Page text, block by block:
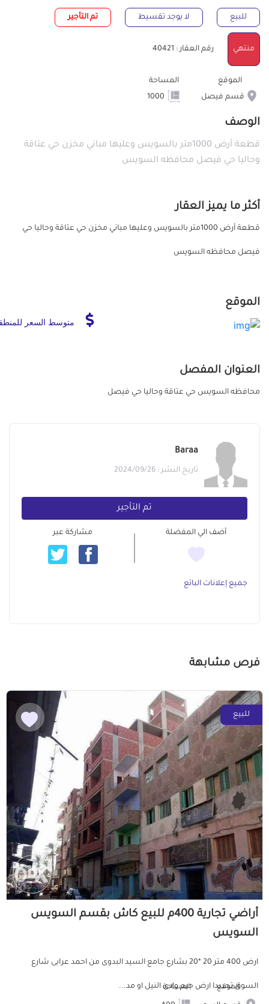
للبيع لا يوجد تقسيط تم التأجير
منتهي رقم العقار : 40421
الموقع
قسم فيصل
المساحة
الوصف
قطعة أرض 1000متر بالسويس وعليها مباني مخزن حي عتاقة
وحاليا حي فيصل محافظه السويس
أكثر ما يميز العقار
قطعة أرض 1000متر بالسويس وعليها مباني مخزن حي عتاقة وحاليا حي
فيصل محافظه السويس
الموقع
متوسط السعر
العنوان المفصل
محافظه السويس حي عتاقة وحاليا حي فيصل
Baraa
تاريخ النشر : 2024/09/26
تم التأجير
أضف الي المفضلة مشاركة عبر
جميع إعلانات البائع
فرص مشابهة
للبيع
أراضي تجارية 400م للبيع كاش بقسم السويس
السويس
ارض 400 متر 20 *20 بشارع جامع السيد البدوى من احمد عرابى شارع
السوق تحديدا ارض جيم وادى النيل او مد...
الموقع المساحة